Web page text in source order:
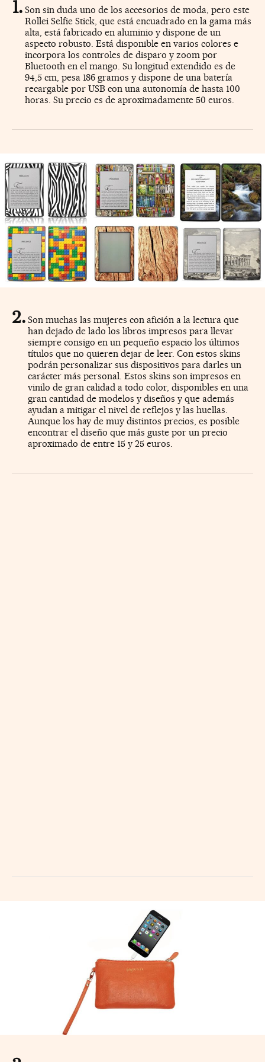
Son sin duda uno de los accesorios de moda, pero este
Rollei Selfie Stick, que está encuadrado en la gama más
alta, está fabricado en aluminio y dispone de un
aspecto robusto. Está disponible en varios colores e
incorpora los controles de disparo y zoom por
Bluetooth en el mango. Su longitud extendido es de
94,5 cm, pesa 186 gramos y dispone de una batería
recargable por USB con una autonomía de hasta 100
horas. Su precio es de aproximadamente 50 euros.
Son muchas las mujeres con afición a la lectura que
han dejado de lado los libros impresos para llevar
siempre consigo en un pequeño espacio los últimos
títulos que no quieren dejar de leer. Con estos skins
podrán personalizar sus dispositivos para darles un
carácter más personal. Estos skins son impresos en
vinilo de gran calidad a todo color, disponibles en una
gran cantidad de modelos y diseños y que además
ayudan a mitigar el nivel de reflejos y las huellas.
Aunque los hay de muy distintos precios, es posible
encontrar el diseño que más guste por un precio
aproximado de entre 15 y 25 euros.